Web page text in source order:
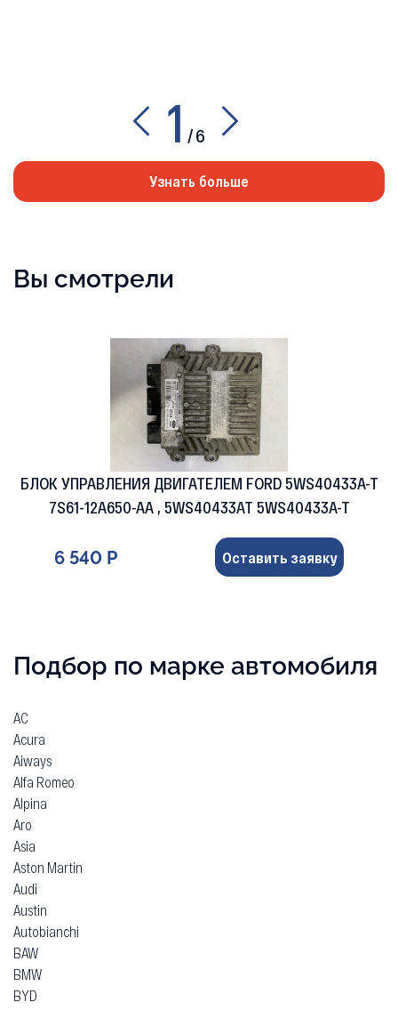
1 /6
Узнать больше
Вы смотрели
БЛОК УПРАВЛЕНИЯ ДВИГАТЕЛЕМ FORD 5WS40433A-T
7S61-12A650-AA , 5WS40433AT 5WS40433A-T
6 540 Р Оставить заявку
Подбор по марке автомобиля
AC
Acura
Aiways
Alfa Romeo
Alpina
Aro
Asia
Aston Martin
Audi
Austin
Autobianchi
BAW
BMW
BYD